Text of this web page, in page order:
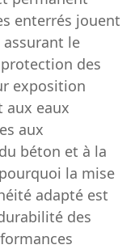
enterrés jouent
le
des
exposition
aux eaux
aux
béton et à la
la mise
adapté est
des